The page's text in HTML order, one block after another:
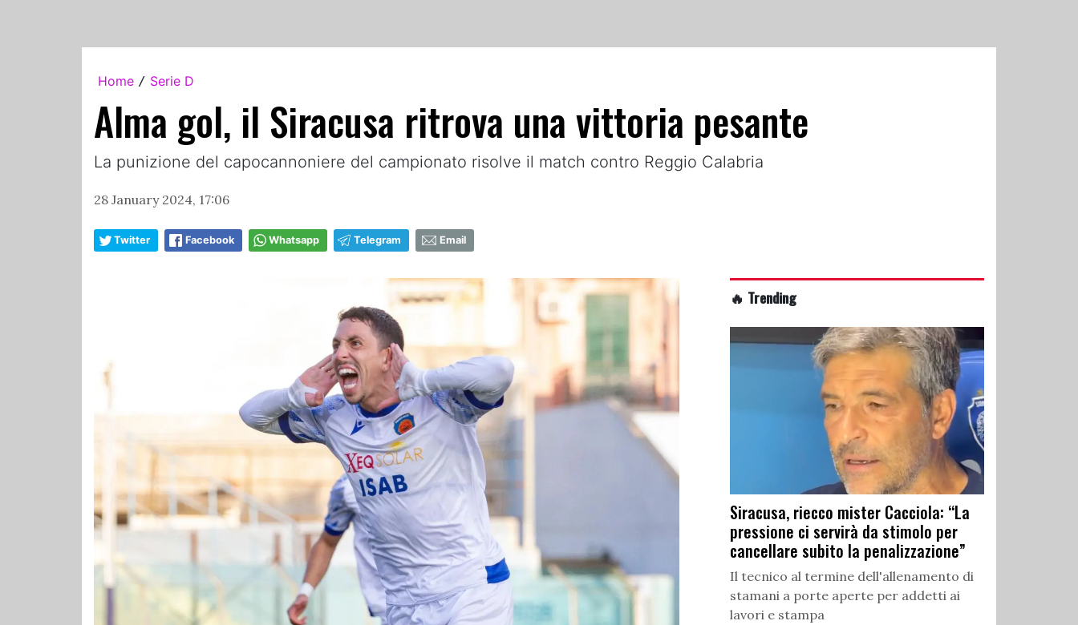
Home / Serie D
Alma gol, il Siracusa ritrova una vittoria pesante
La punizione del capocannoniere del campionato risolve il match contro Reggio Calabria
28 January 2024, 17:06
Twitter Facebook Whatsapp Telegram Email
🔥 Trending
Siracusa, riecco mister Cacciola: “La
pressione ci servirà da stimolo per
cancellare subito la penalizzazione”
Il tecnico al termine dell'allenamento di
stamani a porte aperte per addetti ai
lavori e stampa